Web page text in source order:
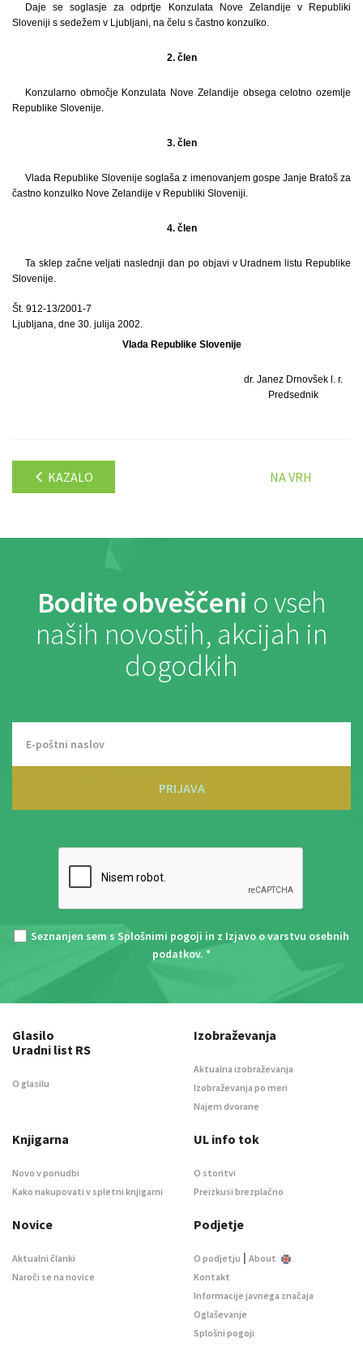
Daje se soglasje za odprtje Konzulata Nove Zelandije v Republiki
Sloveniji s sedežem v Ljubljani, na čelu s častno konzulko.
2. člen
Konzularno območje Konzulata Nove Zelandije obsega celotno ozemlje
Republike Slovenije.
3. člen
Vlada Republike Slovenije soglaša z imenovanjem gospe Janje Bratoš za
častno konzulko Nove Zelandije v Republiki Sloveniji.
4. člen
Ta sklep začne veljati naslednji dan po objavi v Uradnem listu Republike
Slovenije.
Št. 912-13/2001-7
Ljubljana, dne 30. julija 2002.
Vlada Republike Slovenije
dr. Janez Drnovšek l. r.
Predsednik
KAZALO NA VRH
Bodite obveščeni o vseh
naših novostih, akcijah in
dogodkih
PRIJAVA
Seznanjen sem s Splošnimi pogoji in z Izjavo o varstvu osebnih
podatkov. *
Glasilo
Uradni list RS
O glasilu
Izobraževanja
Aktualna izobraževanja
Izobraževanja po meri
Najem dvorane
Knjigarna
Novo v ponudbi
Kako nakupovati v spletni knjigarni
UL info tok
O storitvi
Preizkusi brezplačno
Novice
Aktualni članki
Naroči se na novice
Podjetje
O podjetju | About
Kontakt
Informacije javnega značaja
Oglaševanje
Splošni pogoji